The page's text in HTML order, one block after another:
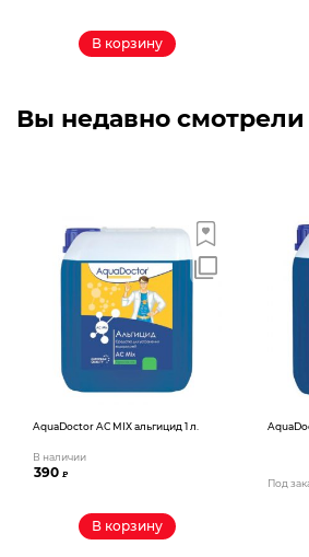
В корзину
Вы недавно смотрели
AquaDoctor AС MIX альгицид 1 л.
В наличии
390₽
В корзину
Под